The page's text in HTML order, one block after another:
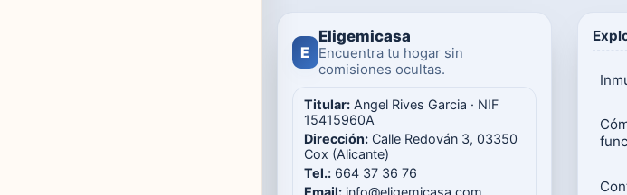
E
Eligemicasa
Encuentra tu hogar sin
comisiones ocultas.
Titular: Angel Rives Garcia · NIF
15415960A
Dirección: Calle Redován 3, 03350
Cox (Alicante)
Tel.: 664 37 36 76
Email: info@eligemicasa.com